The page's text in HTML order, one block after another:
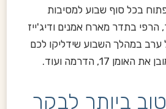
בכל סוף שבוע למסיבות
הרפי בתדר מארח אמנים ודיג'ייז
ערב במהלך השבוע שידליקו לכם
17, הדרמה ועוד.
ביותר לבקר